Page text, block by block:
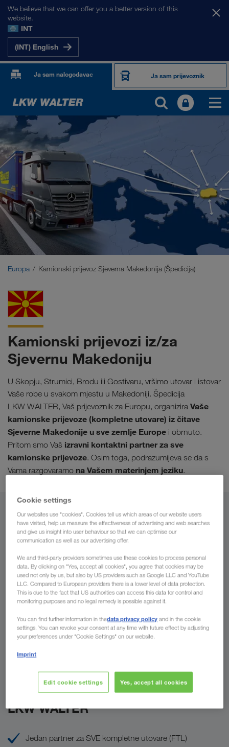
We believe that we can offer you a better version of this
website.
INT
(INT) English
Ja sam nalogodavac Ja sam prijevoznik
NAŠA TRŽIŠTA
Europa
Srednja Azija
Rusija
Bliski Istok
Europa Kamionski prijevoz Sjeverna Makedonija (Špedicija)
Kamionski prijevozi iz/za
Sjevernu Makedoniju
U Skopju, Strumici, Brodu ili Gostivaru, vršimo utovar i istovar
Vaše robe u svakom mjestu u Makedoniji. Špedicija
LKW WALTER, Vaš prijevoznik za Europu, organizira Vaše
kamionske prijevoze (kompletne utovare) iz čitave
Sjeverne Makedonije u sve zemlje Europe i obrnuto.
Pritom smo Vaš izravni kontaktni partner za sve
kamionske prijevoze. Osim toga, podrazumijeva se da s
Vama razgovaramo na Vašem materinjem jeziku.
Bosna i Hercegovina
Za
Država
Pošaljite upit
Prednosti koje Vam pruža poduzeće
LKW WALTER
Jedan partner za SVE kompletne utovare (FTL)
Cookie settings
Our websites use "cookies". Cookies tell us which areas of our website users
have visited, help us measure the effectiveness of advertising and web searches
and give us insight into user behaviour so that we can optimise our
communication as well as our advertising offer.
We and third-party providers sometimes use these cookies to process personal
data. By clicking on "Yes, accept all cookies", you agree that cookies may be
used not only by us, but also by US providers such as Google LLC and YouTube
LLC. Compared to European providers there is a lower level of data protection.
This is due to the fact that US authorities can access this data for control and
monitoring purposes and no legal remedy is possible against it.
You can find further information in thedata privacy policy and in the cookie
settings. You can revoke your consent at any time with future effect by adjusting
your preferences under "Cookie Settings" on our website.
Imprint
Edit cookie settings Yes, accept all cookies